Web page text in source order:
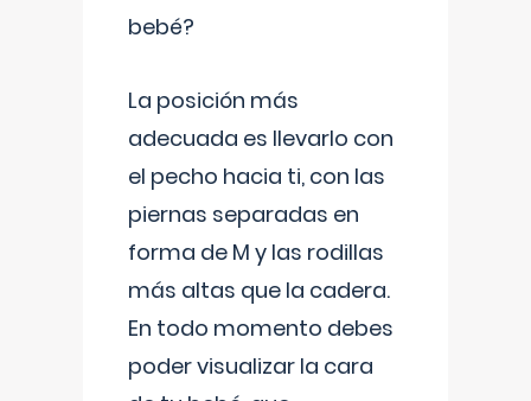
bebé?
La posición más
adecuada es llevarlo con
el pecho hacia ti, con las
piernas separadas en
forma de M y las rodillas
más altas que la cadera.
En todo momento debes
poder visualizar la cara